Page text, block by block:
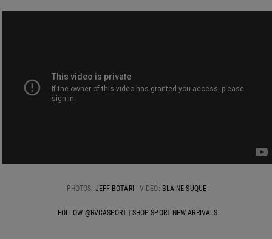
PHOTOS: JEFF BOTARI | VIDEO: BLAINE SUQUE
FOLLOW @RVCASPORT SHOP SPORT NEW ARRIVALS